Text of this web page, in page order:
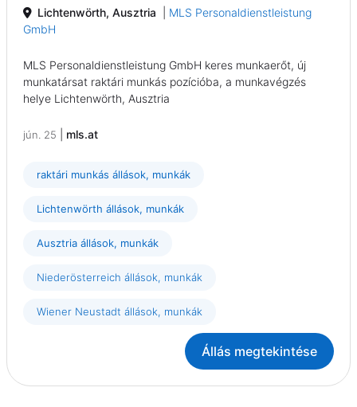
Lichtenwörth, Ausztria
MLS Personaldienstleistung
GmbH
MLS Personaldienstleistung GmbH keres munkaerőt, új
munkatársat raktári munkás pozícióba, a munkavégzés
helye Lichtenwörth, Ausztria
jún. 25 mls.at
raktári munkás állások, munkák
Lichtenwörth állások, munkák
Ausztria állások, munkák
Niederösterreich állások, munkák
Wiener Neustadt állások, munkák
Állás megtekintése